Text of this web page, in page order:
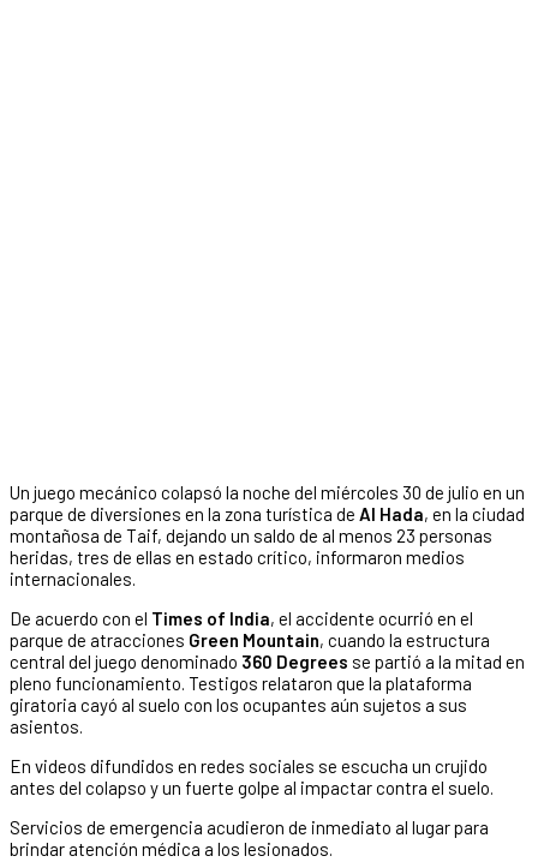
Un juego mecánico colapsó la noche del miércoles 30 de julio en un
parque de diversiones en la zona turística de Al Hada, en la ciudad
montañosa de Taif, dejando un saldo de al menos 23 personas
heridas, tres de ellas en estado crítico, informaron medios
internacionales.
De acuerdo con el Times of India, el accidente ocurrió en el
parque de atracciones Green Mountain, cuando la estructura
central del juego denominado 360 Degrees se partió a la mitad en
pleno funcionamiento. Testigos relataron que la plataforma
giratoria cayó al suelo con los ocupantes aún sujetos a sus
asientos.
En videos difundidos en redes sociales se escucha un crujido
antes del colapso y un fuerte golpe al impactar contra el suelo.
Servicios de emergencia acudieron de inmediato al lugar para
brindar atención médica a los lesionados.